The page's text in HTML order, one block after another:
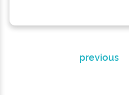
previous